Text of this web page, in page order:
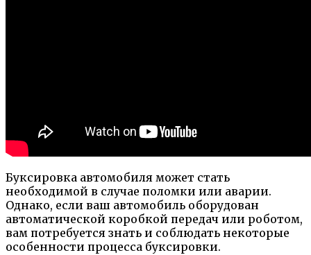
Буксировка автомобиля может стать
необходимой в случае поломки или аварии.
Однако, если ваш автомобиль оборудован
автоматической коробкой передач или роботом,
вам потребуется знать и соблюдать некоторые
особенности процесса буксировки.